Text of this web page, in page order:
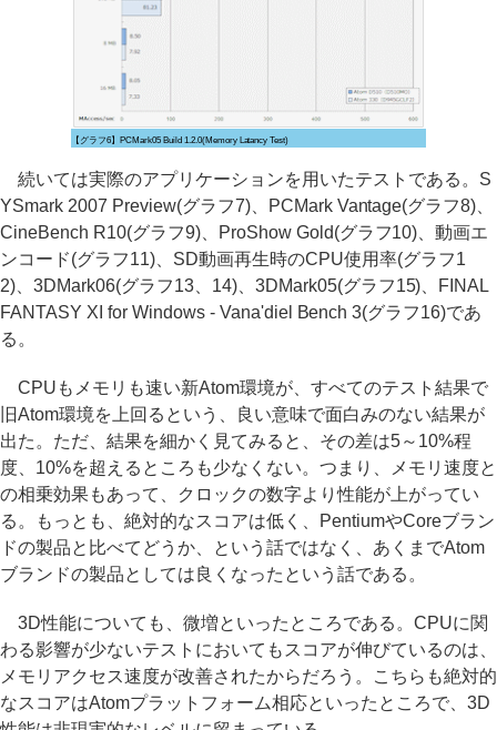
【グラフ6】PCMark05 Build 1.2.0(Memory Latancy Test)
続いては実際のアプリケーションを用いたテストである。S
YSmark 2007 Preview(グラフ7)、PCMark Vantage(グラフ8)、
CineBench R10(グラフ9)、ProShow Gold(グラフ10)、動画エ
ンコード(グラフ11)、SD動画再生時のCPU使用率(グラフ1
2)、3DMark06(グラフ13、14)、3DMark05(グラフ15)、FINAL
FANTASY XI for Windows - Vana'diel Bench 3(グラフ16)であ
る。
CPUもメモリも速い新Atom環境が、すべてのテスト結果で
旧Atom環境を上回るという、良い意味で面白みのない結果が
出た。ただ、結果を細かく見てみると、その差は5～10%程
度、10%を超えるところも少なくない。つまり、メモリ速度と
の相乗効果もあって、クロックの数字より性能が上がってい
る。もっとも、絶対的なスコアは低く、PentiumやCoreブラン
ドの製品と比べてどうか、という話ではなく、あくまでAtom
ブランドの製品としては良くなったという話である。
3D性能についても、微増といったところである。CPUに関
わる影響が少ないテストにおいてもスコアが伸びているのは、
メモリアクセス速度が改善されたからだろう。こちらも絶対的
なスコアはAtomプラットフォーム相応といったところで、3D